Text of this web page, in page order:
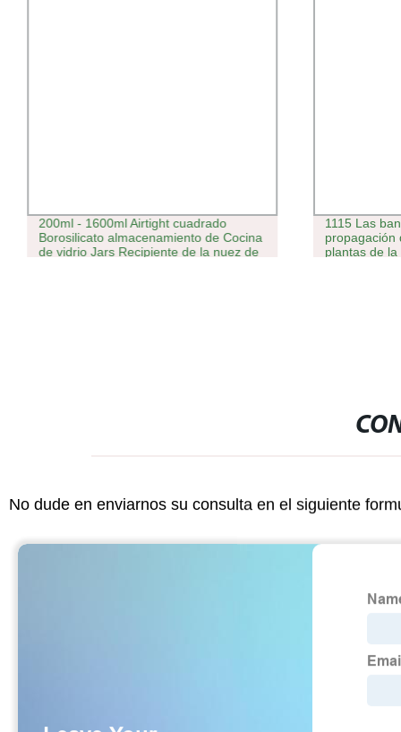
200ml - 1600ml Airtight cuadrado
Borosilicato almacenamiento de Cocina
de vidrio Jars Recipiente de la nuez de
1115 Las
propagación
plantas de
No dude en enviarnos su consulta en el siguiente